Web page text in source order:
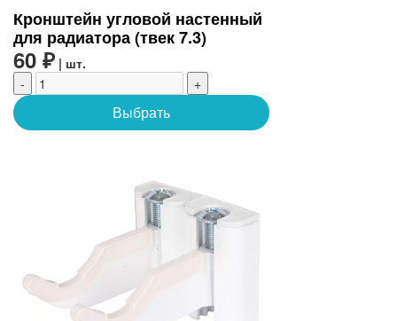
Кронштейн угловой настенный
для радиатора (твек 7.3)
60 ₽ | шт.
-
+
Выбрать